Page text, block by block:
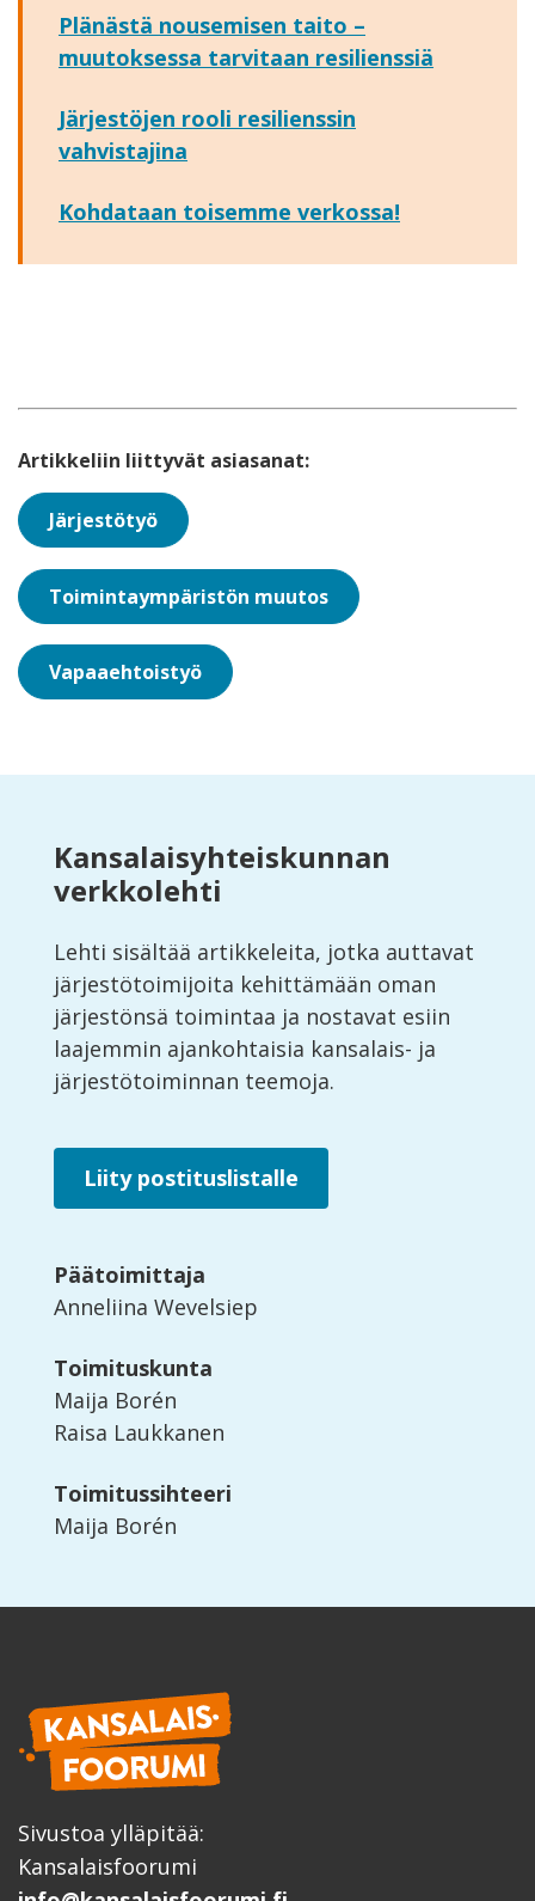
Plänästä nousemisen taito –
muutoksessa tarvitaan resilienssiä
Järjestöjen rooli resilienssin
vahvistajina
Kohdataan toisemme verkossa!
Artikkeliin liittyvät asiasanat:
Järjestötyö
Toimintaympäristön muutos
Vapaaehtoistyö
Kansalaisyhteiskunnan
verkkolehti
Lehti sisältää artikkeleita, jotka auttavat
järjestötoimijoita kehittämään oman
järjestönsä toimintaa ja nostavat esiin
laajemmin ajankohtaisia kansalais- ja
järjestötoiminnan teemoja.
Liity postituslistalle
Päätoimittaja
Anneliina Wevelsiep
Toimituskunta
Maija Borén
Raisa Laukkanen
Toimitussihteeri
Maija Borén
Sivustoa ylläpitää:
Kansalaisfoorumi